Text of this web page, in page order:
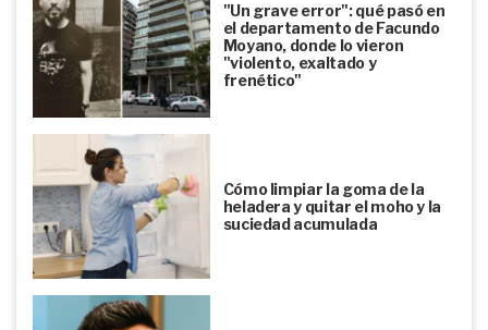
"Un grave error": qué pasó en
el departamento de Facundo
Moyano, donde lo vieron
"violento, exaltado y
frenético"
Cómo limpiar la goma de la
heladera y quitar el moho y la
suciedad acumulada